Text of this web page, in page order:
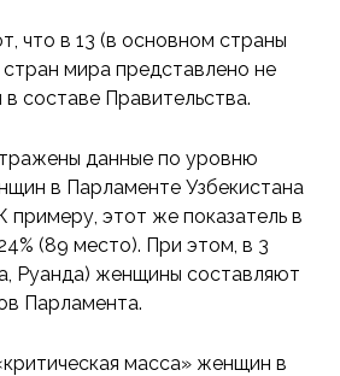
что в 13 (в основном страны
мира представлено не
составе Правительства.
данные по уровню
в Парламенте Узбекистана
примеру, этот же показатель в
(89 место). При этом, в 3
Руанда) женщины составляют
Парламента.
масса» женщин в